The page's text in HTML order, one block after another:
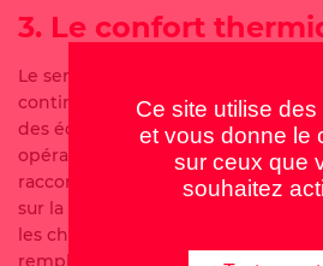
3. Le confort
Le service public de chauffage
continu durant toute l’année. Le
des équipements est garanti par
opérationnelle dédiée, joignable
raccordement au réseau de
sur la distribution de l’énergie à
les chaudières (gaz ou fioul) sont
remplacées par un échangeur
Ce site utilise
et vous donne le
sur ceux que
souhaitez